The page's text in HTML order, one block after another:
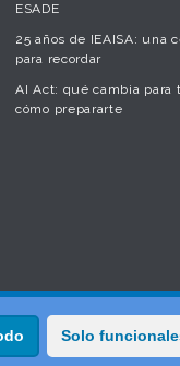
Solo
ESADE
25 años de IEAISA: una
para recordar
AI Act: qué cambia para
cómo prepararte